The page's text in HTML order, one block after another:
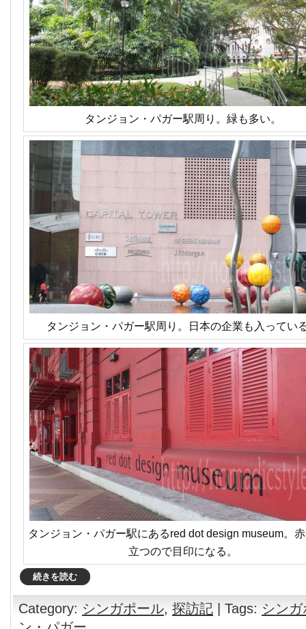
タンジョン・パガー駅周り。緑も多い。
タンジョン・パガー駅周り。日本の企業も入ってい
タンジョン・パガー駅にあるred dot design museum。
立つので目印になる。
続きを読む
Category: シンガポール, 探訪記 | Tags: シン